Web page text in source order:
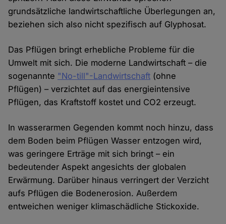
grundsätzliche landwirtschaftliche Überlegungen an,
beziehen sich also nicht spezifisch auf Glyphosat.
Das Pflügen bringt erhebliche Probleme für die
Umwelt mit sich. Die moderne Landwirtschaft – die
sogenannte "No-till"-Landwirtschaft (ohne
Pflügen) – verzichtet auf das energieintensive
Pflügen, das Kraftstoff kostet und CO2 erzeugt.
In wasserarmen Gegenden kommt noch hinzu, dass
dem Boden beim Pflügen Wasser entzogen wird,
was geringere Erträge mit sich bringt – ein
bedeutender Aspekt angesichts der globalen
Erwärmung. Darüber hinaus verringert der Verzicht
aufs Pflügen die Bodenerosion. Außerdem
entweichen weniger klimaschädliche Stickoxide.